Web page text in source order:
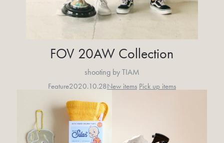
FOV 20AW Collection
shooting by TIAM
Feature2020.10.28New items Pick up items